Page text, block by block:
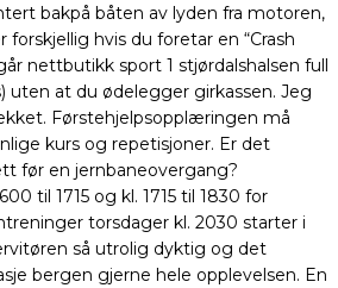
bakpå båten av lyden fra motoren,
hvis du foretar en “Crash
nettbutikk sport 1 stjørdalshalsen full
uten at du ødelegger girkassen. Jeg
Førstehjelpsopplæringen må
kurs og repetisjoner. Er det
før en jernbaneovergang?
til 1715 og kl. 1715 til 1830 for
torsdager kl. 2030 starter i
så utrolig dyktig og det
bergen gjerne hele opplevelsen. En